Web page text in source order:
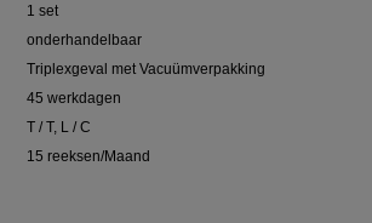
1 set
onderhandelbaar
Triplexgeval met Vacuümverpakking
45 werkdagen
T / T, L / C
15 reeksen/Maand